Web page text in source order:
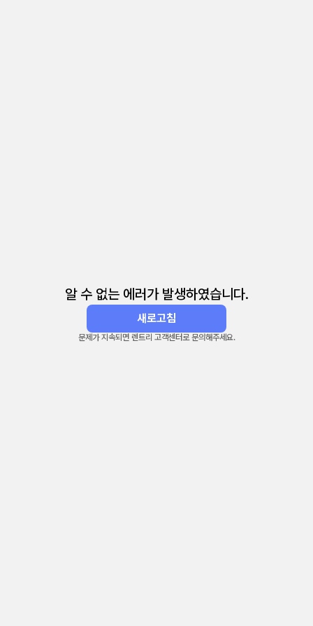
알 수 없는 에러가 발생하였습니다.
새로고침
문제가 지속되면 렌트리 고객센터로 문의해주세요.